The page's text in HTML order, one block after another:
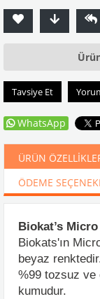
Tavsiye Et
WhatsApp
ÜRÜN
ÖDEME
Biokat’s
Biokats'ın
beyaz
%99 tozsuz ve
kumudur.